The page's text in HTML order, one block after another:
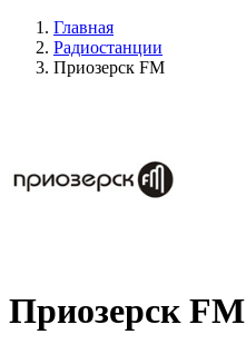
Главная
Радиостанции
Приозерск FМ
Приозерск FМ